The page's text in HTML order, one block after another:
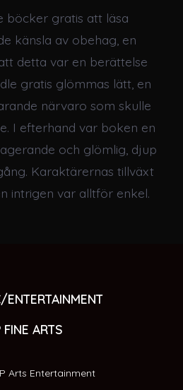
böcker gratis att läsa
känsla av obehag, en
detta var en berättelse
gratis glömmas lätt, en
närvaro som skulle
I efterhand var boken en
och glömlig, djup
Karaktärernas tillväxt
intrigen var alltför enkel.
ENTERTAINMENT
FINE ARTS
Arts Entertainment